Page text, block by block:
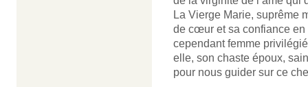
La Vierge Marie, suprême
de cœur et sa confiance en
cependant femme
elle, son chaste époux,
pour nous guider sur ce